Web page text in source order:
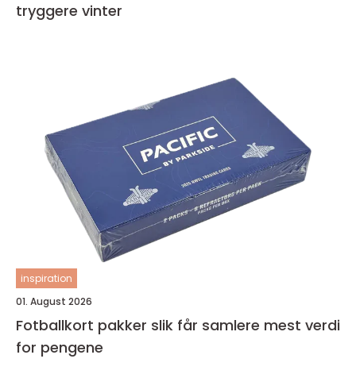
tryggere vinter
inspiration
01. August 2026
Fotballkort pakker slik får samlere mest verdi
for pengene